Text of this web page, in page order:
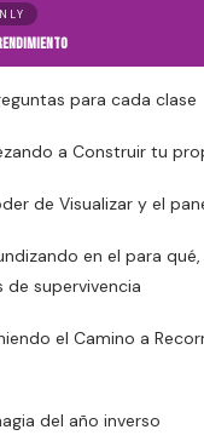
para cada clase
a Construir tu
de Visualizar y el
en el para
de supervivencia
el Camino a
del año inverso